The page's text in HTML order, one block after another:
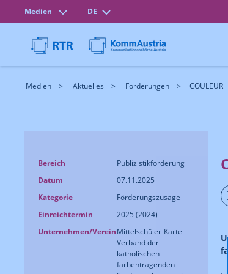
Medien DE
Medien Aktuelles Förderungen COULEUR
Bereich
Publizistikförderung
Datum
07.11.2025
Kategorie
Förderungszusage
Einreichtermin
2025 (2024)
Unternehmen/VereinMittelschüler-Kartell-
Verband der
katholischen
farbentragenden